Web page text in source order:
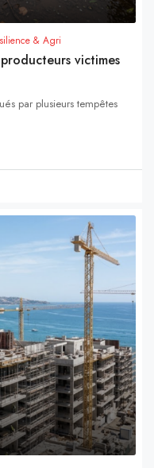
& Agri
victimes
par plusieurs tempêtes